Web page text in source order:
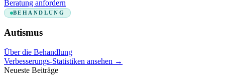
Beratung anfordern
BEHANDLUNG
Autismus
Über die Behandlung
Verbesserungs-Statistiken ansehen →
Neueste Beiträge